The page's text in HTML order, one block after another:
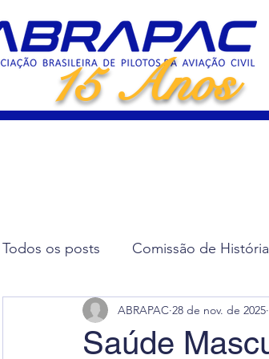
15 Anos
Todos os posts Comissão de
Artigos Científicos Eleição de
Saúde
ABRAPAC 28 de nov. de 2025